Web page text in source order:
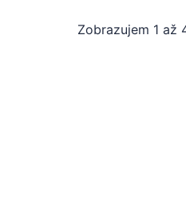
Zobrazujem 1 až